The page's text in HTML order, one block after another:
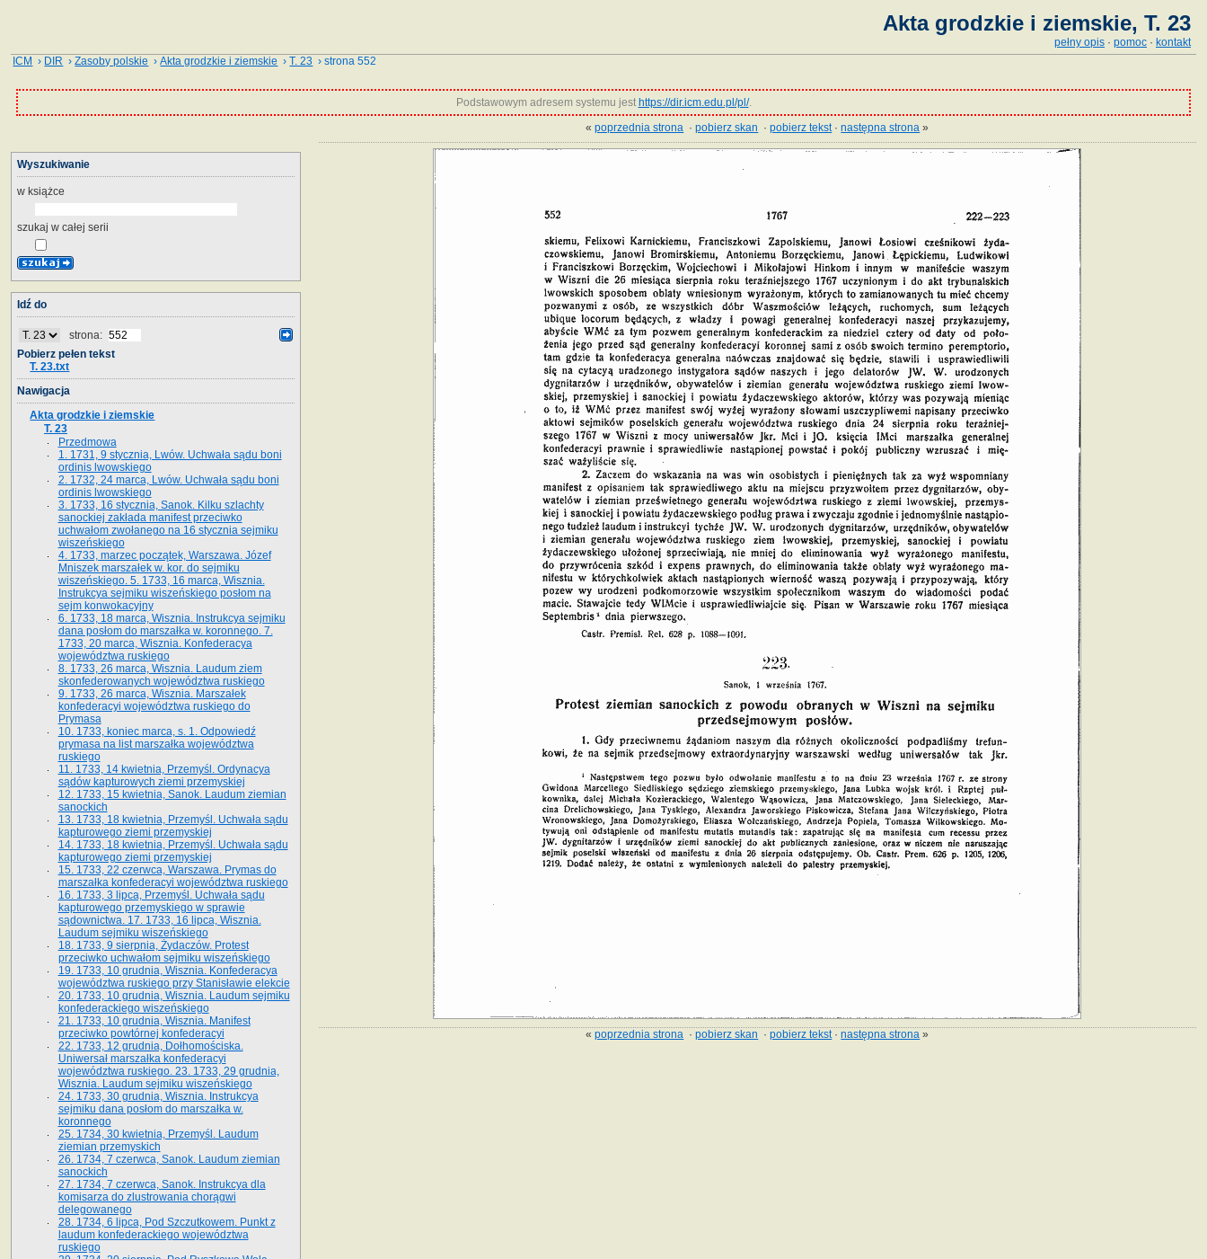
Akta grodzkie i ziemskie, T. 23
pełny opis · pomoc · kontakt
ICM › DIR ›Zasoby polskie ›Akta grodzkie i ziemskie ›T. 23 › strona 552
Podstawowym adresem systemu jest https://dir.icm.edu.pl/pl/.
«poprzednia strona ·pobierz skan ·pobierz tekst·następna strona »
«poprzednia strona ·pobierz skan ·pobierz tekst·następna strona »
Wyszukiwanie
w książce
szukaj w całej serii
Idź do
strona:
Pobierz pełen tekst
T. 23.txt
Nawigacja
Akta grodzkie i ziemskie
T. 23
Przedmowa
1. 1731, 9 stycznia, Lwów. Uchwała sądu boni
ordinis lwowskiego
2. 1732, 24 marca, Lwów. Uchwała sądu boni
ordinis lwowskiego
3. 1733, 16 stycznia, Sanok. Kilku szlachty
sanockiej zakłada manifest przeciwko
uchwałom zwołanego na 16 stycz­nia sejmiku
wiszeńskiego
4. 1733, marzec początek, Warszawa. Józef
Mniszek marszałek w. kor. do sejmiku
wiszeńskiego. 5. 1733, 16 marca, Wisznia.
Instrukcya sejmiku wiszeńskiego posłom na
sejm konwokacyjny
6. 1733, 18 marca, Wisznia. Instrukcya sejmiku
dana posłom do marszałka w. koronnego. 7.
1733, 20 marca, Wisznia. Konfederacya
województwa ruskiego
8. 1733, 26 marca, Wisznia. Laudum ziem
skonfederowanych województwa ruskiego
9. 1733, 26 marca, Wisznia. Marszałek
konfederacyi województwa ruskiego do
Prymasa
10. 1733, koniec marca, s. 1. Odpowiedź
prymasa na list marszałka województwa
ruskiego
11. 1733, 14 kwietnia, Przemyśl. Ordynacya
sądów kapturowych ziemi przemyskiej
12. 1733, 15 kwietnia, Sanok. Laudum ziemian
sanockich
13. 1733, 18 kwietnia, Przemyśl. Uchwała sądu
kapturowego ziemi przemyskiej
14. 1733, 18 kwietnia, Przemyśl. Uchwała sądu
kapturowego ziemi przemyskiej
15. 1733, 22 czerwca, Warszawa. Prymas do
marszałka konfederacyi województwa ruskiego
16. 1733, 3 lipca, Przemyśl. Uchwała sądu
kapturowego przemyskiego w sprawie
sądownictwa. 17. 1733, 16 lipca, Wisznia.
Laudum sejmiku wiszeńskiego
18. 1733, 9 sierpnia, Żydaczów. Protest
przeciwko uchwałom sejmiku wiszeńskiego
19. 1733, 10 grudnia, Wisznia. Konfederacya
województwa ruskiego przy Stanisławie elekcie
20. 1733, 10 grudnia, Wisznia. Laudum sejmiku
konfederackiego wiszeńskiego
21. 1733, 10 grudnia, Wisznia. Manifest
przeciwko powtórnej konfederacyi
22. 1733, 12 grudnia, Dołhomościska.
Uniwersał marszałka konfederacyi
województwa ruskiego. 23. 1733, 29 grudnia,
Wisznia. Laudum sejmiku wiszeńskiego
24. 1733, 30 grudnia, Wisznia. Instrukcya
sejmiku dana posłom do marszałka w.
koronnego
25. 1734, 30 kwietnia, Przemyśl. Laudum
ziemian przemyskich
26. 1734, 7 czerwca, Sanok. Laudum ziemian
sanockich
27. 1734, 7 czerwca, Sanok. Instrukcya dla
komisarza do zlustrowania chorągwi
delegowanego
28. 1734, 6 lipca, Pod Szczutkowem. Punkt z
laudum konfederackiego województwa
ruskiego